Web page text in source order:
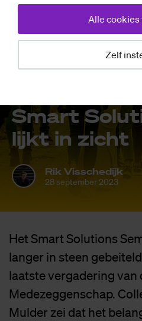
Zelf
Alle cookies
Nieuws
Het eind
Smart
lijkt in zicht
Rik Visschedijk
28 september 2023
Het Smart Solutions
langer in steen
laatste vergadering van
Medezeggenschap.
Mulder zei dat het